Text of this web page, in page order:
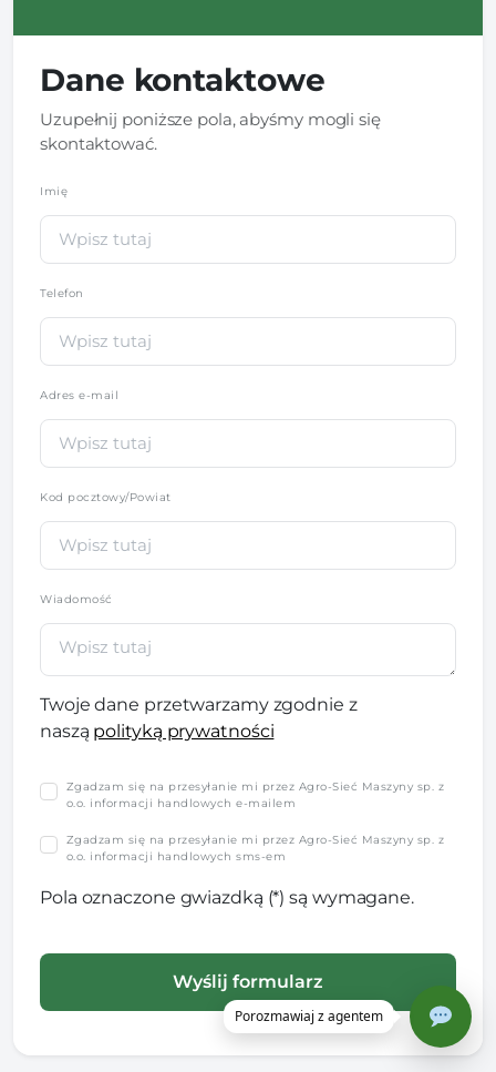
Dane kontaktowe
Uzupełnij poniższe pola, abyśmy mogli się
skontaktować.
Imię
Telefon
Adres e-mail
Kod pocztowy/Powiat
Wiadomość
Twoje dane przetwarzamy zgodnie z
naszą polityką prywatności
Zgadzam się na przesyłanie mi przez Agro-Sieć Maszyny sp. z
o.o. informacji handlowych e-mailem
Zgadzam się na przesyłanie mi przez Agro-Sieć Maszyny sp. z
o.o. informacji handlowych sms-em
Pola oznaczone gwiazdką (*) są wymagane.